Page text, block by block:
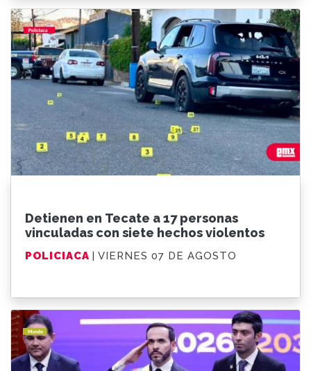
Detienen en Tecate a 17 personas
vinculadas con siete hechos violentos
POLICIACA | VIERNES 07 DE AGOSTO